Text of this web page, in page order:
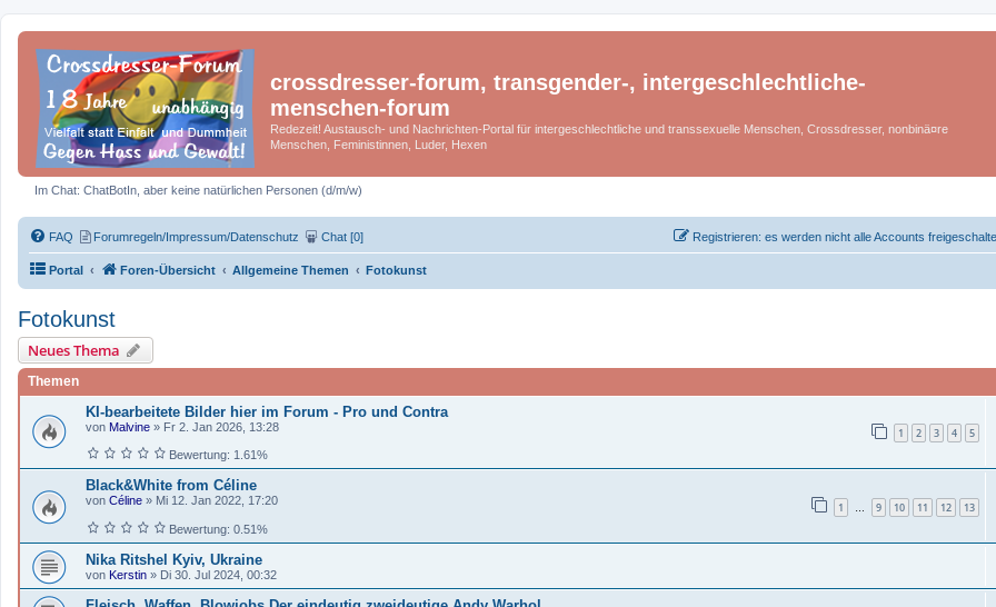
crossdresser-forum, transgender-, intergeschlechtliche-
menschen-forum
Redezeit! Austausch- und Nachrichten-Portal für intergeschlechtliche und transsexuelle Menschen, Crossdresser, nonbinä¤re
Menschen, Feministinnen, Luder, Hexen
Im Chat: ChatBotIn, aber keine natürlichen Personen (d/m/w)
FAQ Forumregeln/Impressum/Datenschutz Chat [0] Registrieren: es werden nicht alle Accounts
Portal Foren-Übersicht Allgemeine Themen Fotokunst
Fotokunst
Neues Thema
Themen
KI-bearbeitete Bilder hier im Forum - Pro und Contra
von Malvine » Fr 2. Jan 2026, 13:28 1 2 3 4 5
Bewertung: 1.61%
Black&White from Céline
von Céline » Mi 12. Jan 2022, 17:20 1 … 9 10 11 12 13
Bewertung: 0.51%
Nika Ritshel Kyiv, Ukraine
von Kerstin » Di 30. Jul 2024, 00:32